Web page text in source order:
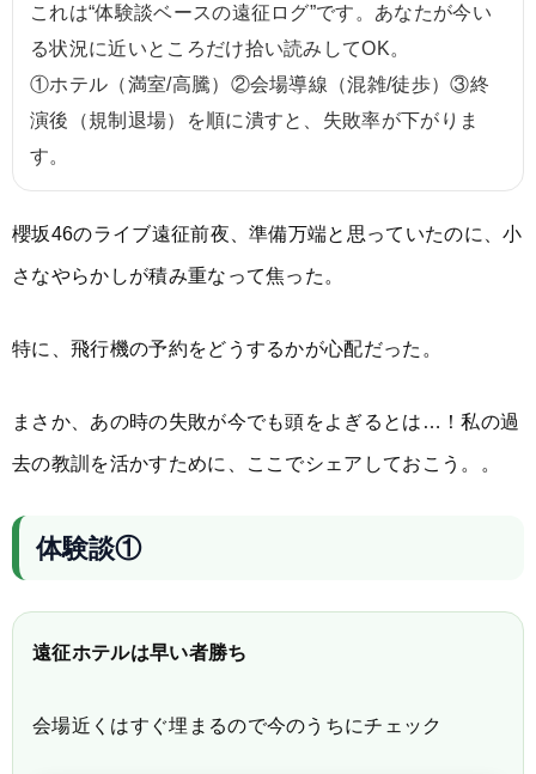
これは“体験談ベースの遠征ログ”です。あなたが今い
る状況に近いところだけ拾い読みしてOK。
①ホテル（満室/高騰）②会場導線（混雑/徒歩）③終
演後（規制退場）を順に潰すと、失敗率が下がりま
す。
櫻坂46のライブ遠征前夜、準備万端と思っていたのに、小
さなやらかしが積み重なって焦った。
特に、飛行機の予約をどうするかが心配だった。
まさか、あの時の失敗が今でも頭をよぎるとは…！私の過
去の教訓を活かすために、ここでシェアしておこう。。
体験談①
遠征ホテルは早い者勝ち
会場近くはすぐ埋まるので今のうちにチェック